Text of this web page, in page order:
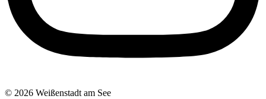
© 2026 Weißenstadt am See